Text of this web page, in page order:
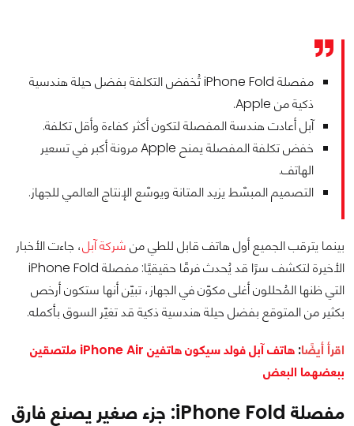
مفصلة iPhone Fold تُخفض التكلفة بفضل حيلة هندسية
ذكية من Apple.
آبل أعادت هندسة المفصلة لتكون أكثر كفاءة وأقل تكلفة.
خفض تكلفة المفصلة يمنح Apple مرونة أكبر في تسعير
الهاتف.
التصميم المبسّط يزيد المتانة ويوسّع الإنتاج العالمي للجهاز.
بينما يترقب الجميع أول هاتف قابل للطي من شركة آبل، جاءت الأخبار
الأخيرة لتكشف سرًا قد يُحدث فرقًا حقيقيًا: مفصلة iPhone Fold
التي ظنها المُحللون أغلى مكوّن في الجهاز، تبيّن أنها ستكون أرخص
بكثير من المتوقع بفضل حيلة هندسية ذكية قد تغيّر السوق بأكمله.
اقرأ أيضًا:
هاتف آبل فولد سيكون هاتفين iPhone Air ملتصقين
ببعضهما البعض
مفصلة iPhone Fold: جزء صغير يصنع فارق